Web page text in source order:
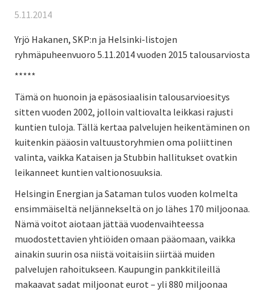
5.11.2014
Yrjö Hakanen, SKP:n ja Helsinki-listojen
ryhmäpuheenvuoro 5.11.2014 vuoden 2015 talousarviosta
*****
Tämä on huonoin ja epäsosiaalisin talousarvioesitys
sitten vuoden 2002, jolloin valtiovalta leikkasi rajusti
kuntien tuloja. Tällä kertaa palvelujen heikentäminen on
kuitenkin pääosin valtuustoryhmien oma poliittinen
valinta, vaikka Kataisen ja Stubbin hallitukset ovatkin
leikanneet kuntien valtionosuuksia.
Helsingin Energian ja Sataman tulos vuoden kolmelta
ensimmäiseltä neljännekseltä on jo lähes 170 miljoonaa.
Nämä voitot aiotaan jättää vuodenvaihteessa
muodostettavien yhtiöiden omaan pääomaan, vaikka
ainakin suurin osa niistä voitaisiin siirtää muiden
palvelujen rahoitukseen. Kaupungin pankkitileillä
makaavat sadat miljoonat eurot – yli 880 miljoonaa